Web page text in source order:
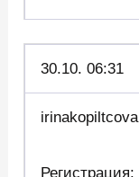
30.10. 06:31
irinakopiltcova
Регистрация: